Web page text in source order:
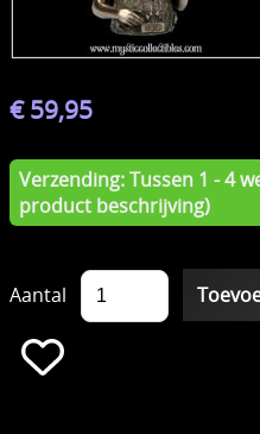
€ 59,95
Verzending: Tussen 1 - 4
product beschrijving)
Aantal